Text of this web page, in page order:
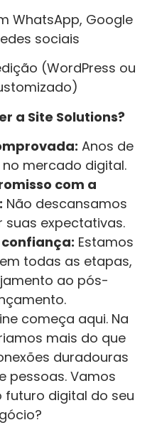
WhatsApp, Google
sociais
(WordPress ou
a Site Solutions?
Anos de
mercado digital.
com a
Não descansamos
suas expectativas.
Estamos
todas as etapas,
ao pós-
começa aqui. Na
mais do que
duradouras
pessoas. Vamos
futuro digital do seu